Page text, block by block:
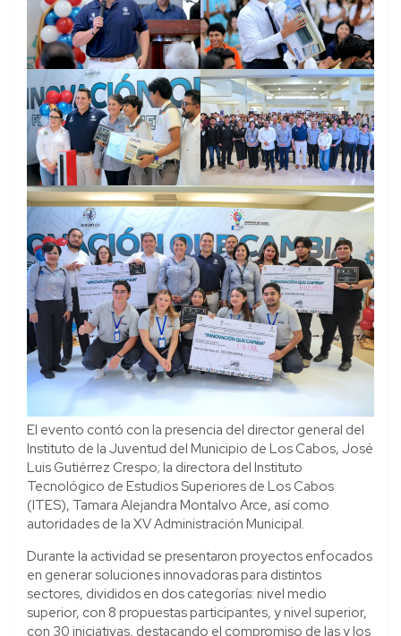
El evento contó con la presencia del director general del
Instituto de la Juventud del Municipio de Los Cabos, José
Luis Gutiérrez Crespo; la directora del Instituto
Tecnológico de Estudios Superiores de Los Cabos
(ITES), Tamara Alejandra Montalvo Arce, así como
autoridades de la XV Administración Municipal.
Durante la actividad se presentaron proyectos enfocados
en generar soluciones innovadoras para distintos
sectores, divididos en dos categorías: nivel medio
superior, con 8 propuestas participantes, y nivel superior,
con 30 iniciativas, destacando el compromiso de las y los